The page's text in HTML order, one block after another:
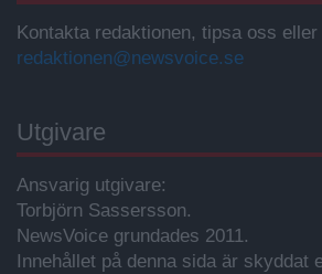
Kontakta redaktionen, tipsa oss
redaktionen@newsvoice.se
Utgivare
Ansvarig utgivare:
Torbjörn Sassersson.
NewsVoice grundades 2011.
Innehållet på denna sida är skyddat